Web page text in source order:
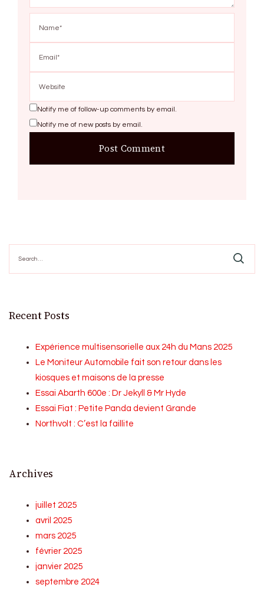
Notify me of follow-up comments by email.
Notify me of new posts by email.
for:
Recent Posts
Expérience multisensorielle aux 24h du Mans 2025
Le Moniteur Automobile fait son retour dans les
kiosques et maisons de la presse
Essai Abarth 600e : Dr Jekyll & Mr Hyde
Essai Fiat : Petite Panda devient Grande
Northvolt : C’est la faillite
Archives
juillet 2025
avril 2025
mars 2025
février 2025
janvier 2025
septembre 2024